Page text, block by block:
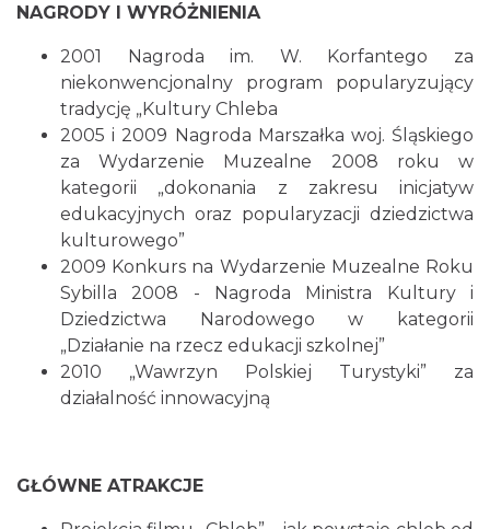
NAGRODY I WYRÓŻNIENIA
2001 Nagroda im. W. Korfantego za
niekonwencjonalny program popularyzujący
tradycję „Kultury Chleba
2005 i 2009 Nagroda Marszałka woj. Śląskiego
za Wydarzenie Muzealne 2008 roku w
kategorii „dokonania z zakresu inicjatyw
edukacyjnych oraz popularyzacji dziedzictwa
kulturowego”
2009 Konkurs na Wydarzenie Muzealne Roku
Sybilla 2008 - Nagroda Ministra Kultury i
Dziedzictwa Narodowego w kategorii
„Działanie na rzecz edukacji szkolnej”
2010 „Wawrzyn Polskiej Turystyki” za
działalność innowacyjną
GŁÓWNE ATRAKCJE